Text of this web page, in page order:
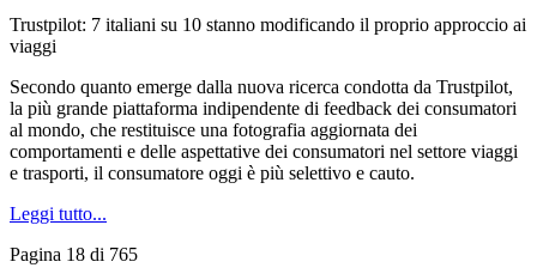
Trustpilot: 7 italiani su 10 stanno modificando il proprio approccio ai
viaggi
Secondo quanto emerge dalla nuova ricerca condotta da Trustpilot,
la più grande piattaforma indipendente di feedback dei consumatori
al mondo, che restituisce una fotografia aggiornata dei
comportamenti e delle aspettative dei consumatori nel settore viaggi
e trasporti, il consumatore oggi è più selettivo e cauto.
Leggi tutto...
Pagina 18 di 765